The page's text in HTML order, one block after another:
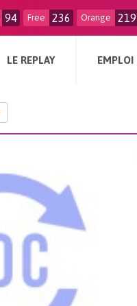
94 Free 236 Orange 219
LE REPLAY EMPLOI